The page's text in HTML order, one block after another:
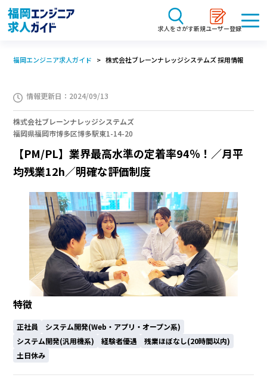
求人をさがす新規ユーザー登録
福岡エンジニア求人ガイド 株式会社ブレーンナレッジシステムズ 採用情報
株式会社ブレーンナレッジシステムズ
福岡県福岡市博多区博多駅東1-14-20
情報更新日：2024/09/13
【PM/PL】業界最高水準の定着率94％！／月平
均残業12h／明確な評価制度
特徴
正社員
システム開発(Web・アプリ・オープン系)
システム開発(汎用機系)
経験者優遇
残業ほぼなし(20時間以内)
土日休み